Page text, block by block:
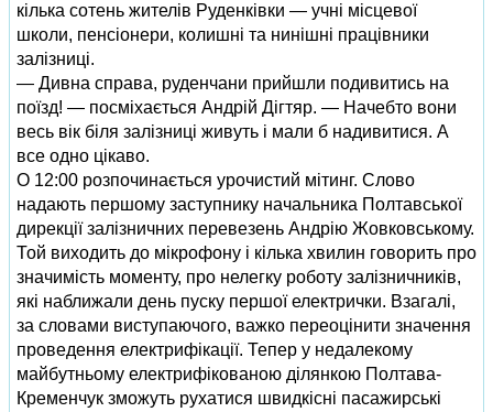
кілька сотень жителів Руденківки — учні місцевої
школи, пенсіонери, колишні та нинішні працівники
залізниці.
— Дивна справа, руденчани прийшли подивитись на
поїзд! — посміхається Андрій Дігтяр. — Начебто вони
весь вік біля залізниці живуть і мали б надивитися. А
все одно цікаво.
О 12:00 розпочинається урочистий мітинг. Слово
надають першому заступнику начальника Полтавської
дирекції залізничних перевезень Андрію Жовковському.
Той виходить до мікрофону і кілька хвилин говорить про
значимість моменту, про нелегку роботу залізничників,
які наближали день пуску першої електрички. Взагалі,
за словами виступаючого, важко переоцінити значення
проведення електрифікації. Тепер у недалекому
майбутньому електрифікованою ділянкою Полтава-
Кременчук зможуть рухатися швидкісні пасажирські